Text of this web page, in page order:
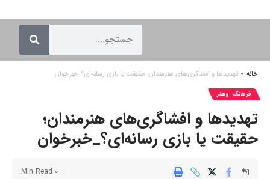
خانه » تهدیدها و افشاگری‌های هنرمندان؛ حقیقت یا بازی رسانه‌ای؟_خبرخوان
فرهنگ وهنر
تهدیدها و افشاگری‌های هنرمندان؛
حقیقت یا بازی رسانه‌ای؟_خبرخوان
0 Min Read